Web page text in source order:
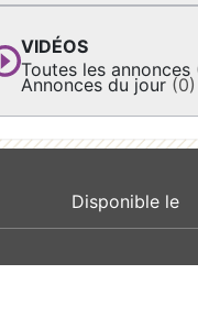
VIDÉOS
Toutes les annonces
Annonces du jour (0)